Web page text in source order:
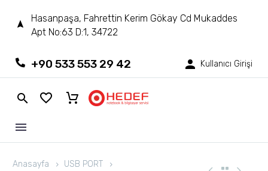
Hasanpaşa, Fahrettin Kerim Gökay Cd Mukaddes
Apt No:63 D:1, 34722
+90 533 553 29 42 Kullanıcı Girişi
Anasayfa
USB PORT